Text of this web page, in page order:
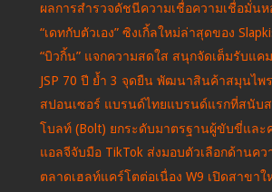
ผลการสำรวจดัชนีความเชื่อความเชื่อมั่นห
“เดทกับตัวเอง” ซิงเกิ้ลใหม่ล่าสุดของ
“บิวกิ้น” แจกความสดใส สนุกจัดเต็มรับแคม
JSP 70 ปี ย้ำ 3 จุดยืน พัฒนาสินค้าสมุนไพ
สปอนเซอร์ แบรนด์ไทยแบรนด์แรกที่สนับ
โบลท์ (Bolt) ยกระดับมาตรฐานผู้ขับขี่และ
แอลจีจับมือ TikTok ส่งมอบตัวเลือกด้านคว
ตลาดเฮลท์แคร์โตต่อเนื่อง W9 เปิดสาขาใ